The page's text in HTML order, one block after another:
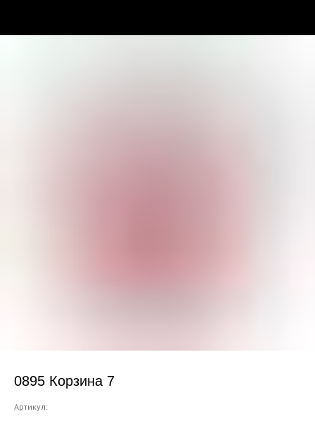
0895 Корзина 7
Артикул: